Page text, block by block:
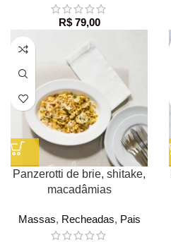
R$79,00
Panzerotti de brie, shitake,
macadâmias
Massas, Recheadas, Pais